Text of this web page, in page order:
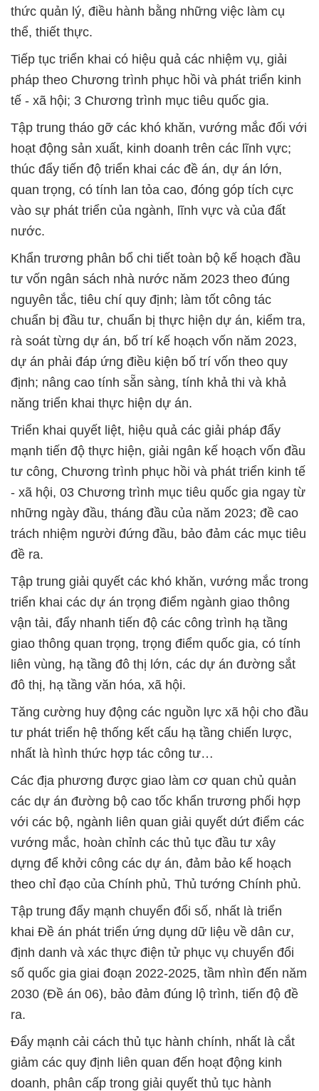
thức quản lý, điều hành bằng những việc làm cụ
thể, thiết thực.
Tiếp tục triển khai có hiệu quả các nhiệm vụ, giải
pháp theo Chương trình phục hồi và phát triển kinh
tế - xã hội; 3 Chương trình mục tiêu quốc gia.
Tập trung tháo gỡ các khó khăn, vướng mắc đối với
hoạt động sản xuất, kinh doanh trên các lĩnh vực;
thúc đẩy tiến độ triển khai các đề án, dự án lớn,
quan trọng, có tính lan tỏa cao, đóng góp tích cực
vào sự phát triển của ngành, lĩnh vực và của đất
nước.
Khẩn trương phân bổ chi tiết toàn bộ kế hoạch đầu
tư vốn ngân sách nhà nước năm 2023 theo đúng
nguyên tắc, tiêu chí quy định; làm tốt công tác
chuẩn bị đầu tư, chuẩn bị thực hiện dự án, kiểm tra,
rà soát từng dự án, bố trí kế hoạch vốn năm 2023,
dự án phải đáp ứng điều kiện bố trí vốn theo quy
định; nâng cao tính sẵn sàng, tính khả thi và khả
năng triển khai thực hiện dự án.
Triển khai quyết liệt, hiệu quả các giải pháp đẩy
mạnh tiến độ thực hiện, giải ngân kế hoạch vốn đầu
tư công, Chương trình phục hồi và phát triển kinh tế
- xã hội, 03 Chương trình mục tiêu quốc gia ngay từ
những ngày đầu, tháng đầu của năm 2023; đề cao
trách nhiệm người đứng đầu, bảo đảm các mục tiêu
đề ra.
Tập trung giải quyết các khó khăn, vướng mắc trong
triển khai các dự án trọng điểm ngành giao thông
vận tải, đẩy nhanh tiến độ các công trình hạ tầng
giao thông quan trọng, trọng điểm quốc gia, có tính
liên vùng, hạ tầng đô thị lớn, các dự án đường sắt
đô thị, hạ tầng văn hóa, xã hội.
Tăng cường huy động các nguồn lực xã hội cho đầu
tư phát triển hệ thống kết cấu hạ tầng chiến lược,
nhất là hình thức hợp tác công tư…
Các địa phương được giao làm cơ quan chủ quản
các dự án đường bộ cao tốc khẩn trương phối hợp
với các bộ, ngành liên quan giải quyết dứt điểm các
vướng mắc, hoàn chỉnh các thủ tục đầu tư xây
dựng để khởi công các dự án, đảm bảo kế hoạch
theo chỉ đạo của Chính phủ, Thủ tướng Chính phủ.
Tập trung đẩy mạnh chuyển đổi số, nhất là triển
khai Đề án phát triển ứng dụng dữ liệu về dân cư,
định danh và xác thực điện tử phục vụ chuyển đổi
số quốc gia giai đoạn 2022-2025, tầm nhìn đến năm
2030 (Đề án 06), bảo đảm đúng lộ trình, tiến độ đề
ra.
Đẩy mạnh cải cách thủ tục hành chính, nhất là cắt
giảm các quy định liên quan đến hoạt động kinh
doanh, phân cấp trong giải quyết thủ tục hành